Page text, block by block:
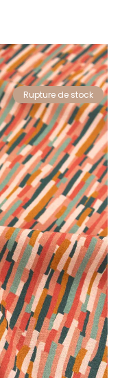
Rupture de stock